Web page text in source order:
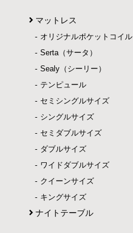
マットレス
オリジナルポケットコイル
Serta（サータ）
Sealy（シーリー）
テンピュール
セミシングルサイズ
シングルサイズ
セミダブルサイズ
ダブルサイズ
ワイドダブルサイズ
クイーンサイズ
キングサイズ
ナイトテーブル